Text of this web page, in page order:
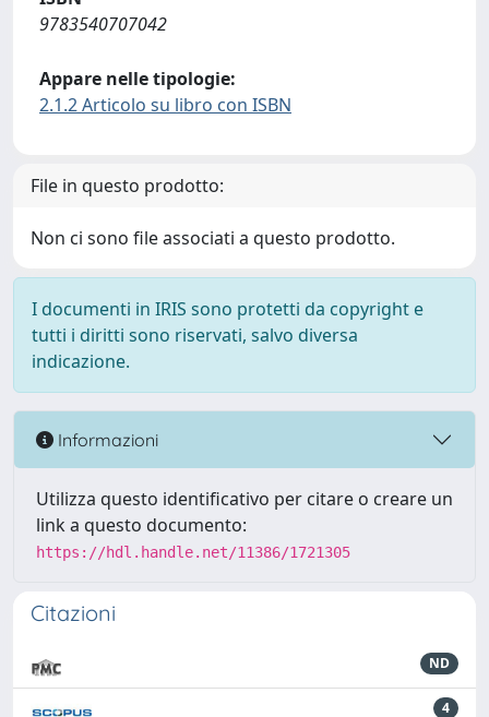
9783540707042
Appare nelle tipologie:
2.1.2 Articolo su libro con ISBN
File in questo prodotto:
Non ci sono file associati a questo prodotto.
I documenti in IRIS sono protetti da copyright e
tutti i diritti sono riservati, salvo diversa
indicazione.
Informazioni
Utilizza questo identificativo per citare o creare un
link a questo documento:
https://hdl.handle.net/11386/1721305
Citazioni
ND
4